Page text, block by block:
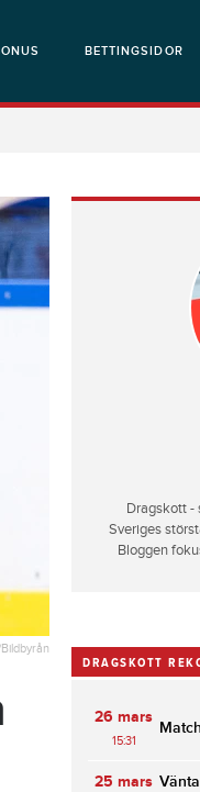
BETTINGSIDOR
Dragskott -
Sveriges
Bloggen
DRAGSKOTT
26 mars
15:31
25 mars